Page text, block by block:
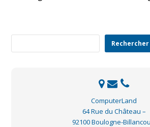
Rechercher
ComputerLand
64 Rue du Château –
92100 Boulogne-